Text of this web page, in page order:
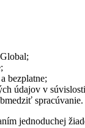
bezplatne;
údajov v
spracúvanie.
jednoduchej